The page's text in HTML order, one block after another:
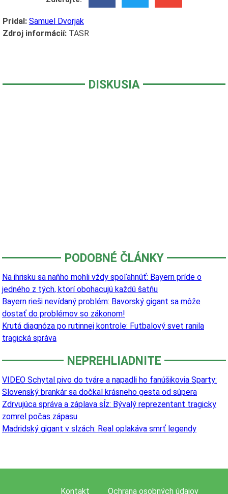
Pridal: Samuel Dvorjak
Zdroj informácií:TASR
DISKUSIA
PODOBNÉ ČLÁNKY
Na ihrisku sa naňho mohli vždy spoľahnúť: Bayern príde o
jedného z tých, ktorí obohacujú každú šatňu
Bayern rieši nevídaný problém: Bavorský gigant sa môže
dostať do problémov so zákonom!
Krutá diagnóza po rutinnej kontrole: Futbalový svet ranila
tragická správa
NEPREHLIADNITE
VIDEO Schytal pivo do tváre a napadli ho fanúšikovia Sparty:
Slovenský brankár sa dočkal krásneho gesta od súpera
Zdrvujúca správa a záplava sĺz: Bývalý reprezentant tragicky
zomrel počas zápasu
Madridský gigant v slzách: Real oplakáva smrť legendy
Kontakt Ochrana osobných údajov